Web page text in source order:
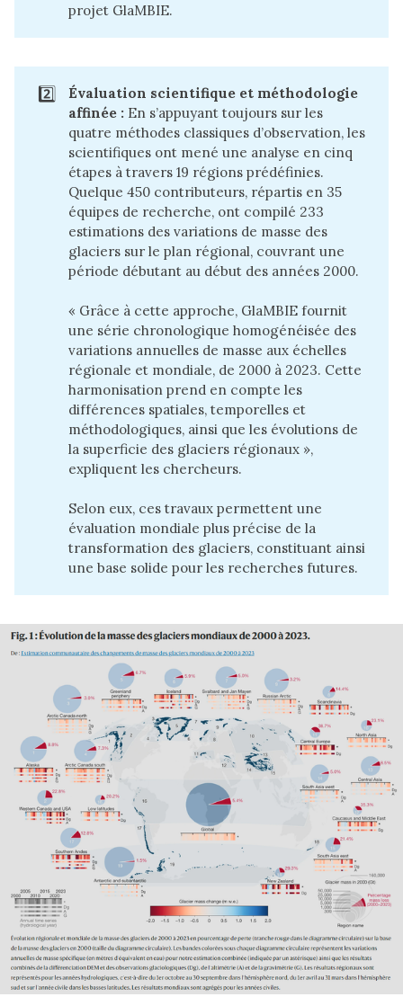
projet GlaMBIE.
2️⃣
Évaluation scientifique et méthodologie
affinée : En s’appuyant toujours sur les
quatre méthodes classiques d’observation, les
scientifiques ont mené une analyse en cinq
étapes à travers 19 régions prédéfinies.
Quelque 450 contributeurs, répartis en 35
équipes de recherche, ont compilé 233
estimations des variations de masse des
glaciers sur le plan régional, couvrant une
période débutant au début des années 2000.
« Grâce à cette approche, GlaMBIE fournit
une série chronologique homogénéisée des
variations annuelles de masse aux échelles
régionale et mondiale, de 2000 à 2023. Cette
harmonisation prend en compte les
différences spatiales, temporelles et
méthodologiques, ainsi que les évolutions de
la superficie des glaciers régionaux »,
expliquent les chercheurs.
Selon eux, ces travaux permettent une
évaluation mondiale plus précise de la
transformation des glaciers, constituant ainsi
une base solide pour les recherches futures.